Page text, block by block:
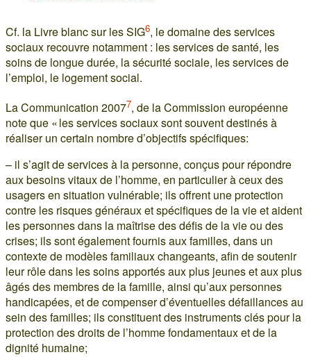
Cf. la Livre blanc sur les SIG6, le domaine des services
sociaux recouvre notamment : les services de santé, les
soins de longue durée, la sécurité sociale, les services de
l’emploi, le logement social.
La Communication 20077, de la Commission européenne
note que « les services sociaux sont souvent destinés à
réaliser un certain nombre d’objectifs spécifiques:
– il s’agit de services à la personne, conçus pour répondre
aux besoins vitaux de l’homme, en particulier à ceux des
usagers en situation vulnérable; ils offrent une protection
contre les risques généraux et spécifiques de la vie et aident
les personnes dans la maîtrise des défis de la vie ou des
crises; ils sont également fournis aux familles, dans un
contexte de modèles familiaux changeants, afin de soutenir
leur rôle dans les soins apportés aux plus jeunes et aux plus
âgés des membres de la famille, ainsi qu’aux personnes
handicapées, et de compenser d’éventuelles défaillances au
sein des familles; ils constituent des instruments clés pour la
protection des droits de l’homme fondamentaux et de la
dignité humaine;